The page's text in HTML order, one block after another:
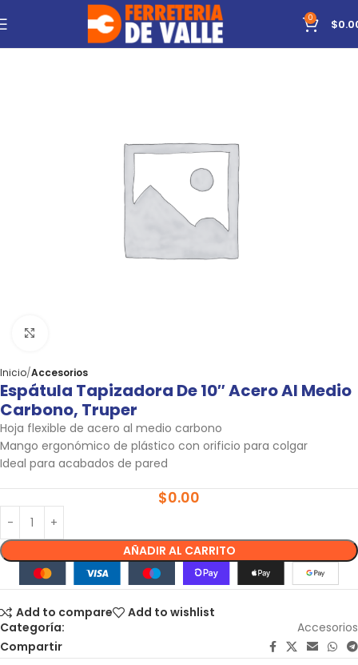
0 $
Inicio Accesorios
Espátula Tapizadora De 10″ Acero Al Medio
Carbono, Truper
Hoja flexible de acero al medio carbono
Mango ergonómico de plástico con orificio para colgar
Ideal para acabados de pared
$0.00
AÑADIR AL CARRITO
Add to compare
Add to wishlist
Categoría:
Accesorios
Compartir